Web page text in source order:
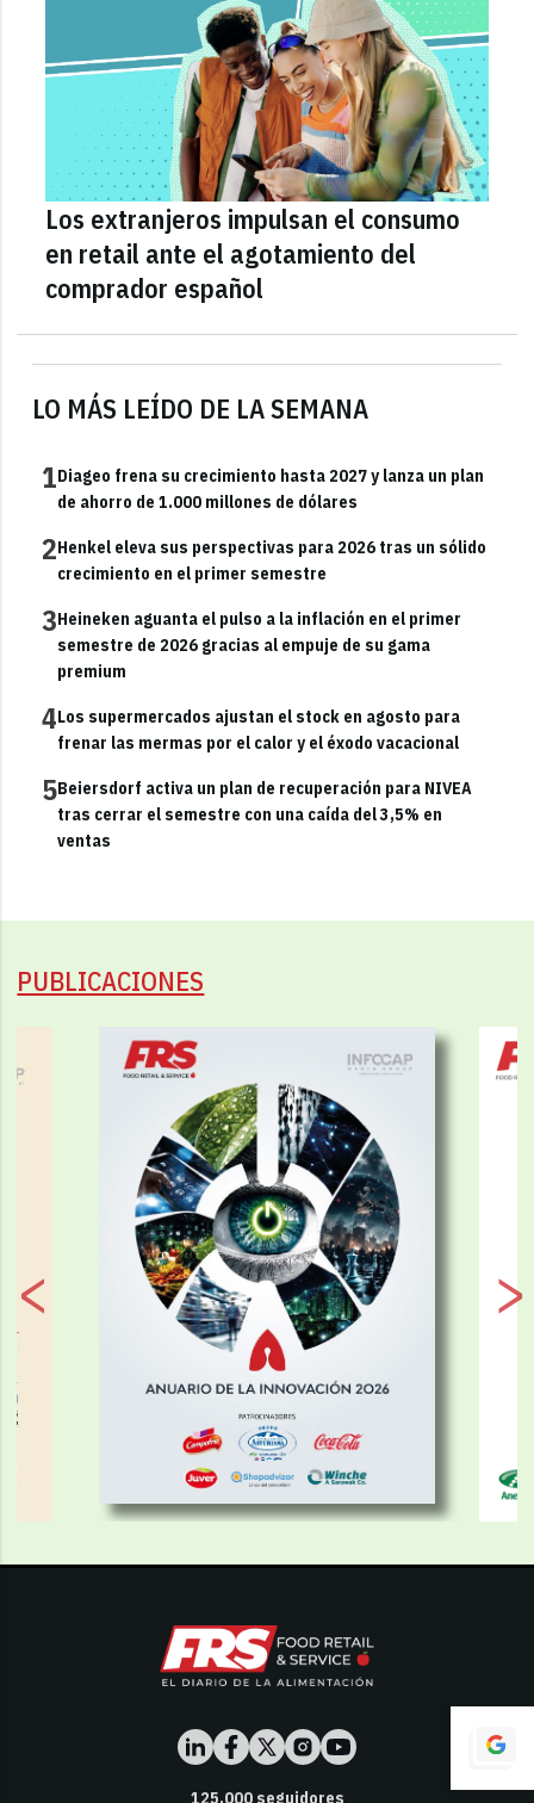
LO MÁS LEÍDO DE LA SEMANA
1Diageo frena su crecimiento hasta 2027 y lanza un plan
de ahorro de 1.000 millones de dólares
2Henkel eleva sus perspectivas para 2026 tras un sólido
crecimiento en el primer semestre
3Heineken aguanta el pulso a la inflación en el primer
semestre de 2026 gracias al empuje de su gama
premium
4Los supermercados ajustan el stock en agosto para
frenar las mermas por el calor y el éxodo vacacional
5Beiersdorf activa un plan de recuperación para NIVEA
tras cerrar el semestre con una caída del 3,5% en
ventas
Los extranjeros impulsan el consumo
en retail ante el agotamiento del
comprador español
PUBLICACIONES
125,000seguidores